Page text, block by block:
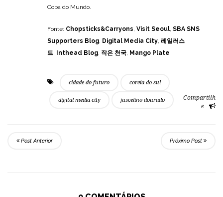
Copa do Mundo.
Fonte: Chopsticks&Carryons, Visit Seoul, SBA SNS
Supporters Blog, Digital Media City, 레일러스
트, Inthead Blog, 작은 천국, Mango Plate
cidade do futuro coreia do sul
digital media city juscelino dourado
Compartilh
e
Post Anterior Próximo Post